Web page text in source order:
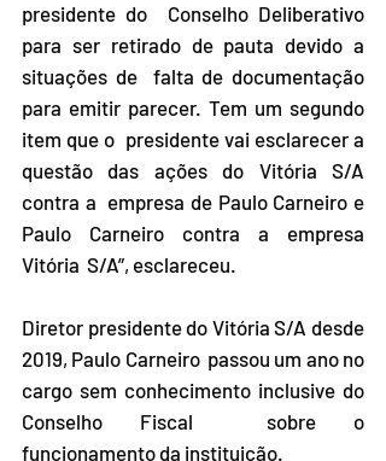
presidente do  Conselho Deliberativo
para ser retirado de pauta devido a
situações de  falta de documentação
para emitir parecer. Tem um segundo
item que o  presidente vai esclarecer a
questão das ações do Vitória S/A
contra a  empresa de Paulo Carneiro e
Paulo Carneiro contra a empresa
Vitória  S/A”, esclareceu.
Diretor presidente do Vitória S/A desde
2019, Paulo Carneiro  passou um ano no
cargo sem conhecimento inclusive do
Conselho Fiscal  sobre o
funcionamento da instituição.